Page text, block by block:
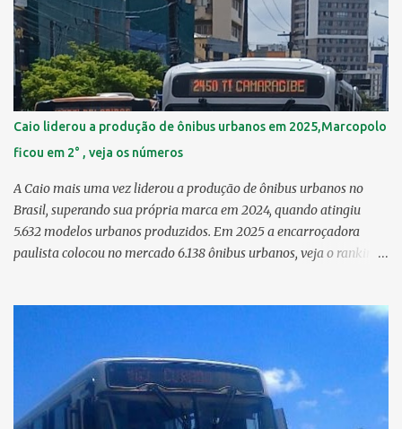
km² 6º Imbiribeira 6,65 km² > no Censo 2010 : 6,66 km² 7º Pina
6,29 km² 8º Dois Irmãos 5,85 km² 9º Barro 4,54 km² 10º Iputinga
4,33 km² > no Censo 2010 : 4,34 km² 11º Cohab 4,33 km² > no
Censo 2010: 4,26 km² 12º Passarinho 4,06 km² 13º Santo Amaro
3,80 km² 14º Afogados 3,69 km² 15º Cordeiro 3,40 km² 16º São José
3,26 km² 17º Dois Unidos 3,12 km² 18...
Caio liderou a produção de ônibus urbanos em 2025,Marcopolo
ficou em 2° , veja os números
A Caio mais uma vez liderou a produção de ônibus urbanos no
Brasil, superando sua própria marca em 2024, quando atingiu
5.632 modelos urbanos produzidos. Em 2025 a encarroçadora
paulista colocou no mercado 6.138 ônibus urbanos, veja o ranking
Ônibus , a Volare, que não faz parte da associação, fabricou neste
ano, 327 modelos urbanos. O que aconteceu com a Comil ? A Comil
vem de um processo de recuperação judicial e fechamento de filial,
o que em 2025 fez com que a encarroçadora só produzisse 16